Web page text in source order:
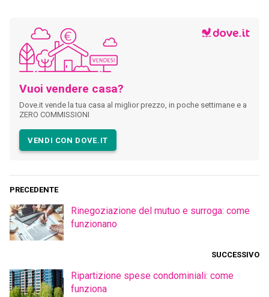
Vuoi vendere casa?
Dove.it vende la tua casa al miglior prezzo, in poche settimane e a
ZERO COMMISSIONI
VENDI CON DOVE.IT
PRECEDENTE
Rinegoziazione del mutuo e surroga: come
funzionano
SUCCESSIVO
Ripartizione spese condominiali: come
funziona